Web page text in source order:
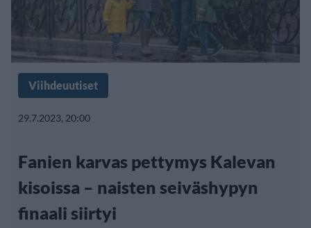
Viihdeuutiset
29.7.2023, 20:00
Fanien karvas pettymys Kalevan
kisoissa – naisten seiväshypyn
finaali siirtyi